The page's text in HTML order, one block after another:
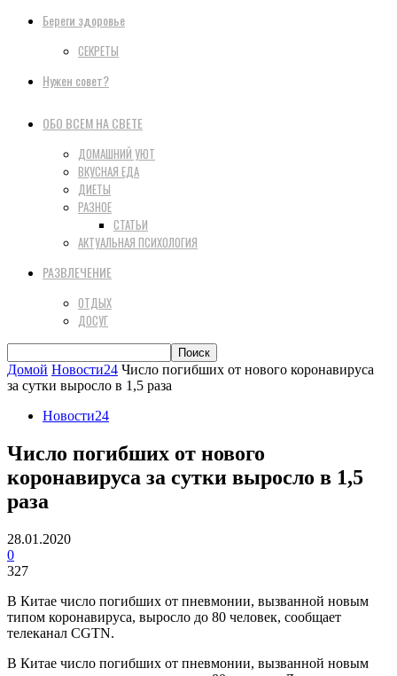
Береги здоровье
СЕКРЕТЫ
Нужен совет?
ОБО ВСЕМ НА СВЕТЕ
ДОМАШНИЙ УЮТ
ВКУСНАЯ ЕДА
ДИЕТЫ
РАЗНОЕ
СТАТЬИ
АКТУАЛЬНАЯ ПСИХОЛОГИЯ
РАЗВЛЕЧЕНИЕ
ОТДЫХ
ДОСУГ
Домой Новости24 Число погибших от нового коронавируса
за сутки выросло в 1,5 раза
Новости24
Число погибших от нового
коронавируса за сутки выросло в 1,5
раза
28.01.2020
0
327
В Китае число погибших от пневмонии, вызванной новым
типом коронавируса, выросло до 80 человек, сообщает
телеканал CGTN.
В Китае число погибших от пневмонии, вызванной новым